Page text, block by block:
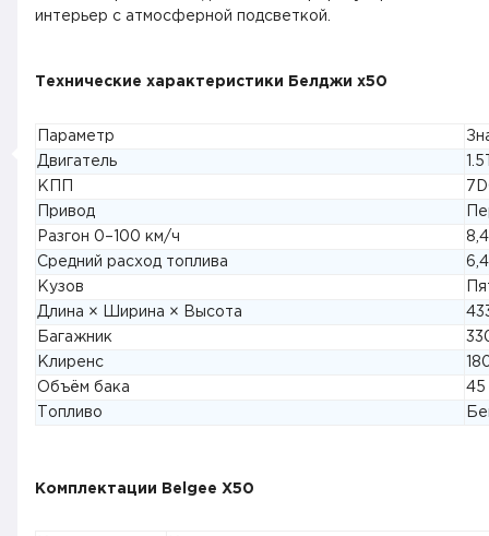
интерьер с атмосферной подсветкой.
Технические характеристики Белджи х50
Параметр
Двигатель
КПП
Привод
Разгон 0–100 км/ч
Средний расход топлива
Кузов
Длина × Ширина × Высота
Багажник
Клиренс
Объём бака
45
Топливо
Комплектации Belgee X50